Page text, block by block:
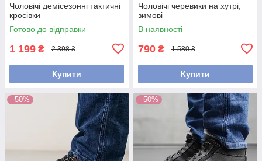
Чоловічі демісезонні тактичні
кросівки
Готово до відправки
1 199 ₴ 2 398 ₴
Купити
Чоловічі черевики на хутрі,
зимові
В наявності
790 ₴ 1 580 ₴
Купити
–50% –50%